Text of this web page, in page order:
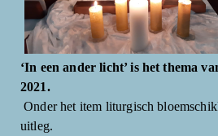
‘In een ander licht’ is het thema
2021.
Onder het item liturgisch
uitleg.